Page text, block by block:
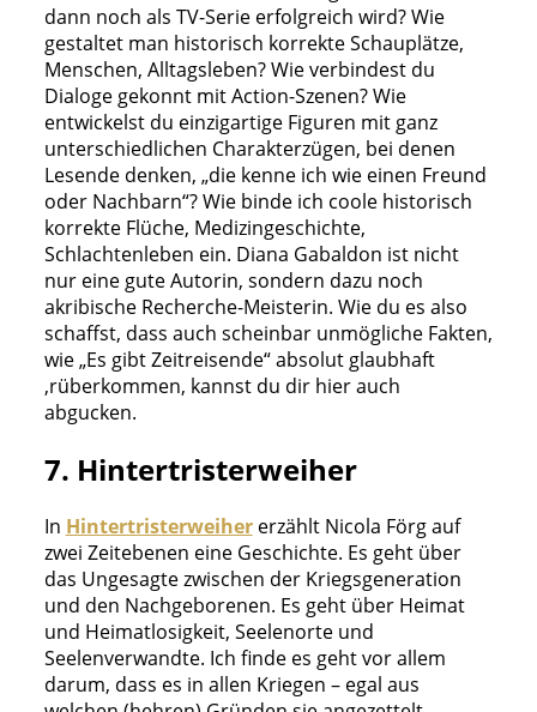
dann noch als TV-Serie erfolgreich wird? Wie
gestaltet man historisch korrekte Schauplätze,
Menschen, Alltagsleben? Wie verbindest du
Dialoge gekonnt mit Action-Szenen? Wie
entwickelst du einzigartige Figuren mit ganz
unterschiedlichen Charakterzügen, bei denen
Lesende denken, „die kenne ich wie einen Freund
oder Nachbarn“? Wie binde ich coole historisch
korrekte Flüche, Medizingeschichte,
Schlachtenleben ein. Diana Gabaldon ist nicht
nur eine gute Autorin, sondern dazu noch
akribische Recherche-Meisterin. Wie du es also
schaffst, dass auch scheinbar unmögliche Fakten,
wie „Es gibt Zeitreisende“ absolut glaubhaft
‚rüberkommen, kannst du dir hier auch
abgucken.
7. Hintertristerweiher
In Hintertristerweihererzählt Nicola Förg auf
zwei Zeitebenen eine Geschichte. Es geht über
das Ungesagte zwischen der Kriegsgeneration
und den Nachgeborenen. Es geht über Heimat
und Heimatlosigkeit, Seelenorte und
Seelenverwandte. Ich finde es geht vor allem
darum, dass es in allen Kriegen – egal aus